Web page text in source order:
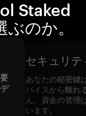
Staked
のか。
セキュリテ
あなたの秘密鍵
バイスから離れ
ん。資金の管理
います。